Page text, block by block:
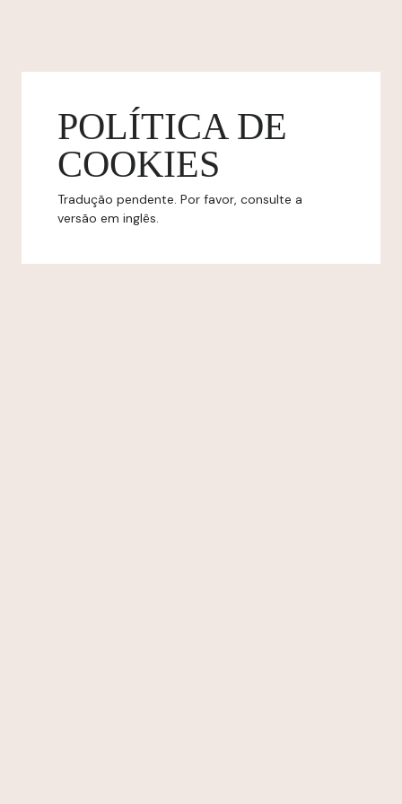
POLÍTICA DE
COOKIES
Tradução pendente. Por favor, consulte a
versão em inglês.